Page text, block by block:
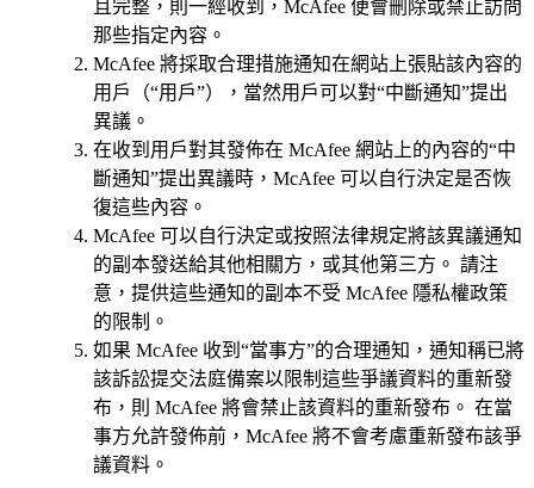
且完整，則一經收到，McAfee 便會刪除或禁止訪問
那些指定內容。
McAfee 將採取合理措施通知在網站上張貼該內容的
用戶（“用戶”），當然用戶可以對“中斷通知”提出
異議。
在收到用戶對其發佈在 McAfee 網站上的內容的“中
斷通知”提出異議時，McAfee 可以自行決定是否恢
復這些內容。
McAfee 可以自行決定或按照法律規定將該異議通知
的副本發送給其他相關方，或其他第三方。 請注
意，提供這些通知的副本不受 McAfee 隱私權政策
的限制。
如果 McAfee 收到“當事方”的合理通知，通知稱已將
該訴訟提交法庭備案以限制這些爭議資料的重新發
布，則 McAfee 將會禁止該資料的重新發布。 在當
事方允許發佈前，McAfee 將不會考慮重新發布該爭
議資料。